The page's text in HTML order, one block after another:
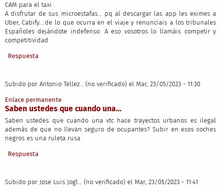
CAM para el taxi .
A disfrutar de sus microestafas... pq al descargar las app les eximes a
Uber, Cabify....de lo que ocurra en el viaje y renunciais a los tribunales
Españoles dejándote indefenso. A eso vosotros lo llamáis competir y
competitividad
Respuesta
Subido por Antonio Tellez… (no verificado) el Mar, 23/05/2023 - 11:30
Enlace permanente
Saben ustedes que cuando una…
Saben ustedes que cuando una vtc hace trayectos urbanos es ilegal
además de que no llevan seguro de ocupantes? Subir en esos coches
negros es una ruleta rusa
Respuesta
Subido por Jose Luis Jogl… (no verificado) el Mar, 23/05/2023 - 11:41